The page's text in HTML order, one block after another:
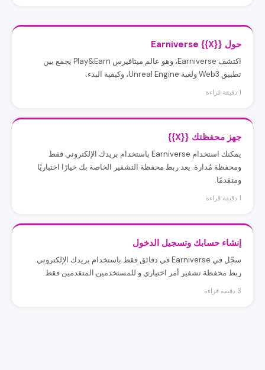
حول {{X}} Earniverse
اكتشف Earniverse، وهو عالم ميتافيرس Play&Earn يجمع بين
تطبيق Web3 ولعبة Unreal Engine، وكيفية البدء.
1 دقيقة قراءة
جهز محفظتك {{X}}
يمكنك استخدام Earniverse باستخدام بريدك الإلكتروني فقط
ومحفظة مُدارة. يعد ربط محفظة التشفير الخاصة بك خيارًا اختياريًا
ومتقدمًا.
1 دقيقة قراءة
إنشاء حسابك وتسجيل الدخول
سجّل في Earniverse في دقائق فقط باستخدام بريدك الإلكتروني.
ربط محفظة تشفير أمر اختياري و للمستخدمين المتقدمين فقط.
3 دقيقة قراءة